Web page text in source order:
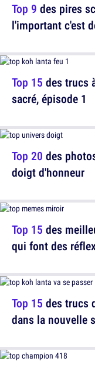
Top 9 des pires
l'important c'est
Top 20 des
doigt d'honneur
Top 15 des trucs
dans la nouvelle
Top 15 des trucs
sacré, épisode 1
Top 15 des
qui font des